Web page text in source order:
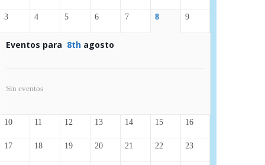
3 4 5 6 7 8 9
Eventos para 8th agosto
Sin eventos
10 11 12 13 14 15 16
17 18 19 20 21 22 23